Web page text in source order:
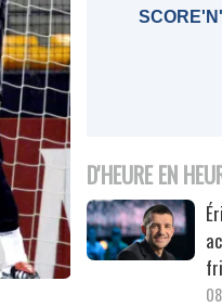
D'HEURE EN